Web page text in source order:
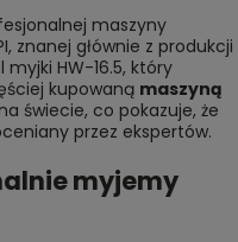
maszyny
znanej głównie z produkcji
HW-16.5, który
kupowaną maszyną
świecie, co pokazuje, że
przez ekspertów.
myjemy